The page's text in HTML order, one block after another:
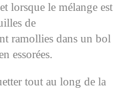
lorsque le mélange est
de
ramollies dans un bol
essorées.
tout au long de la